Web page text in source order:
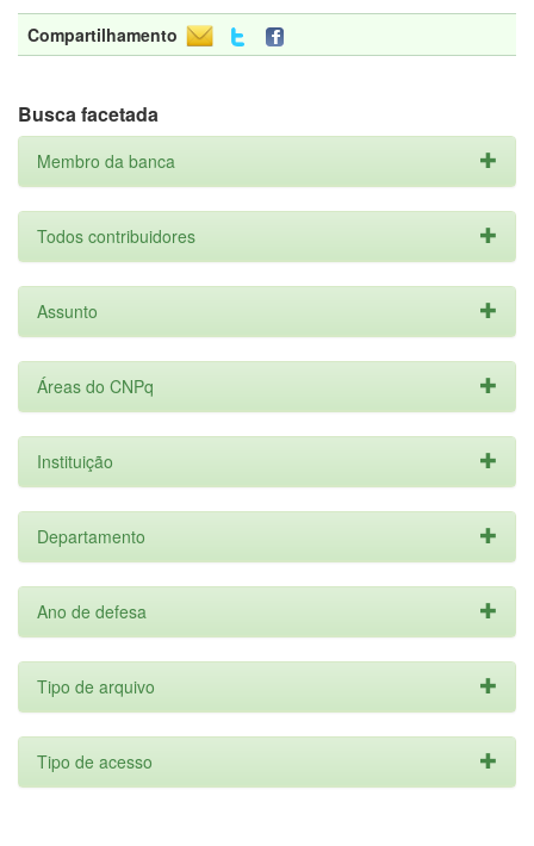
Compartilhamento
Busca facetada
Membro da banca
Todos contribuidores
Assunto
Áreas do CNPq
Instituição
Departamento
Ano de defesa
Tipo de arquivo
Tipo de acesso